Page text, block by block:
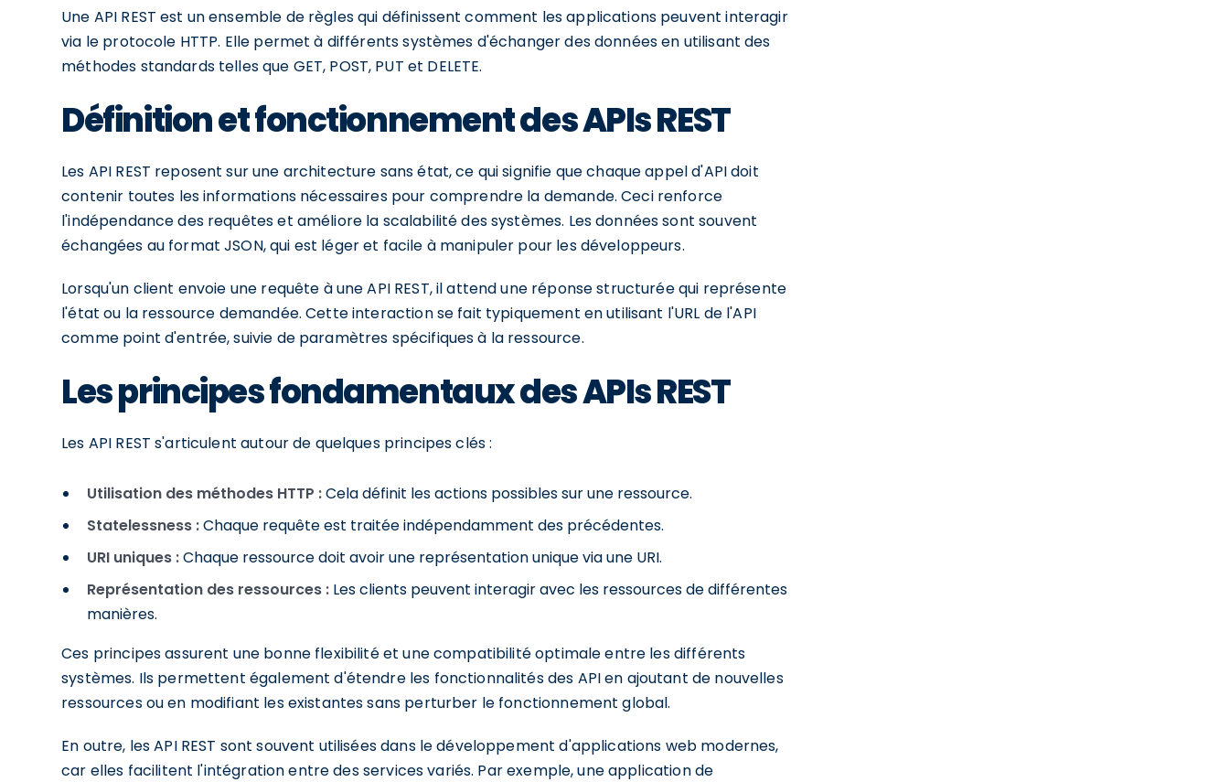
Une API REST est un ensemble de règles qui définissent comment les applications peuvent interagir
via le protocole HTTP. Elle permet à différents systèmes d'échanger des données en utilisant des
méthodes standards telles que GET, POST, PUT et DELETE.
Définition et fonctionnement des APIs REST
Les API REST reposent sur une architecture sans état, ce qui signifie que chaque appel d'API doit
contenir toutes les informations nécessaires pour comprendre la demande. Ceci renforce
l'indépendance des requêtes et améliore la scalabilité des systèmes. Les données sont souvent
échangées au format JSON, qui est léger et facile à manipuler pour les développeurs.
Lorsqu'un client envoie une requête à une API REST, il attend une réponse structurée qui représente
l'état ou la ressource demandée. Cette interaction se fait typiquement en utilisant l'URL de l'API
comme point d'entrée, suivie de paramètres spécifiques à la ressource.
Les principes fondamentaux des APIs REST
Les API REST s'articulent autour de quelques principes clés :
Utilisation des méthodes HTTP :Cela définit les actions possibles sur une ressource.
Statelessness :Chaque requête est traitée indépendamment des précédentes.
URI uniques :Chaque ressource doit avoir une représentation unique via une URI.
Représentation des ressources : Les clients peuvent interagir avec les ressources de différentes
manières.
Ces principes assurent une bonne flexibilité et une compatibilité optimale entre les différents
systèmes. Ils permettent également d'étendre les fonctionnalités des API en ajoutant de nouvelles
ressources ou en modifiant les existantes sans perturber le fonctionnement global.
En outre, les API REST sont souvent utilisées dans le développement d'applications web modernes,
car elles facilitent l'intégration entre des services variés. Par exemple, une application de